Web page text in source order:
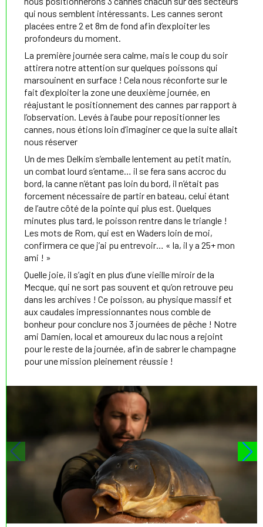
qui nous semblent intéressants. Les cannes seront
placées entre 2 et 8m de fond afin d’exploiter les
profondeurs du moment.
La première journée sera calme, mais le coup du soir
attirera notre attention sur quelques poissons qui
marsouinent en surface ! Cela nous réconforte sur le
fait d’exploiter la zone une deuxième journée, en
réajustant le positionnement des cannes par rapport à
l’observation. Levés à l’aube pour repositionner les
cannes, nous étions loin d’imaginer ce que la suite allait
nous réserver
Un de mes Delkim s’emballe lentement au petit matin,
un combat lourd s’entame… il se fera sans accroc du
bord, la canne n’étant pas loin du bord, il n’était pas
forcement nécessaire de partir en bateau, celui étant
de l’autre côté de la pointe qui plus est. Quelques
minutes plus tard, le poisson rentre dans le triangle !
Les mots de Rom, qui est en Waders loin de moi,
confirmera ce que j’ai pu entrevoir… « la, il y a 25+ mon
ami ! »
Quelle joie, il s’agit en plus d’une vieille miroir de la
Mecque, qui ne sort pas souvent et qu’on retrouve peu
dans les archives ! Ce poisson, au physique massif et
aux caudales impressionnantes nous comble de
bonheur pour conclure nos 3 journées de pêche ! Notre
ami Damien, local et amoureux du lac nous a rejoint
pour le reste de la journée, afin de sabrer le champagne
pour une mission pleinement réussie !